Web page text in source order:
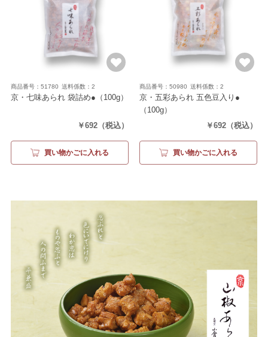
商品番号：51780 送料係数：2
京・七味あられ 袋詰め● （100g）
￥692 （税込）
買い物かごに入れる
商品番号：50980 送料係数：2
京・五彩あられ 五色豆入り●
（100g）
￥692 （税込）
買い物かごに入れる